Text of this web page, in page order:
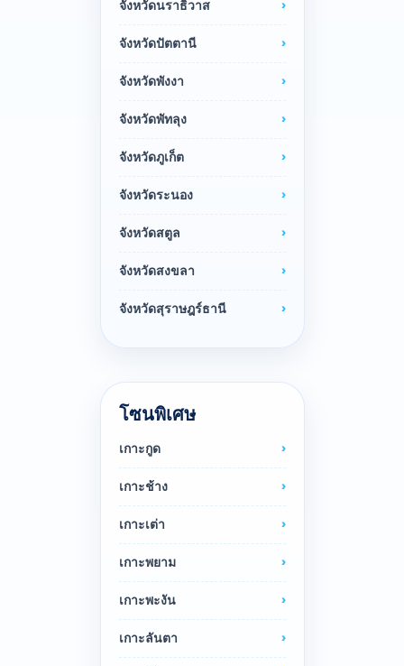
จังหวัดนราธิวาส
จังหวัดปัตตานี
จังหวัดพังงา
จังหวัดพัทลุง
จังหวัดภูเก็ต
จังหวัดระนอง
จังหวัดสตูล
จังหวัดสงขลา
จังหวัดสุราษฎร์ธานี
โซนพิเศษ
เกาะกูด
เกาะช้าง
เกาะเต่า
เกาะพยาม
เกาะพะงัน
เกาะลันตา